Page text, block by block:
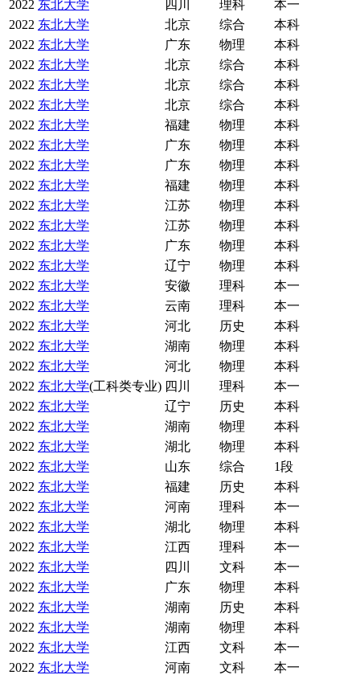
2022 东北大学 四川 理科
本一
2022 东北大学 北京 综合
本科
2022 东北大学 广东 物理
本科
2022 东北大学 北京 综合
本科
2022 东北大学 北京 综合
本科
2022 东北大学 北京 综合
本科
2022 东北大学 福建 物理
本科
2022 东北大学 广东 物理
本科
2022 东北大学 广东 物理
本科
2022 东北大学 福建 物理
本科
2022 东北大学 江苏 物理
本科
2022 东北大学 江苏 物理
本科
2022 东北大学 广东 物理
本科
2022 东北大学 辽宁 物理
本科
2022 东北大学 安徽 理科
本一
2022 东北大学 云南 理科
本一
2022 东北大学 河北 历史
本科
2022 东北大学 湖南 物理
本科
2022 东北大学 河北 物理
本科
2022 东北大学(工科类专业) 四川 理科
本一
2022 东北大学 辽宁 历史
本科
2022 东北大学 湖南 物理
本科
2022 东北大学 湖北 物理
本科
2022 东北大学 山东 综合
1段
2022 东北大学 福建 历史
本科
2022 东北大学 河南 理科
本一
2022 东北大学 湖北 物理
本科
2022 东北大学 江西 理科
本一
2022 东北大学 四川 文科
本一
2022 东北大学 广东 物理
本科
2022 东北大学 湖南 历史
本科
2022 东北大学 湖南 物理
本科
2022 东北大学 江西 文科
本一
2022 东北大学 河南 文科
本一